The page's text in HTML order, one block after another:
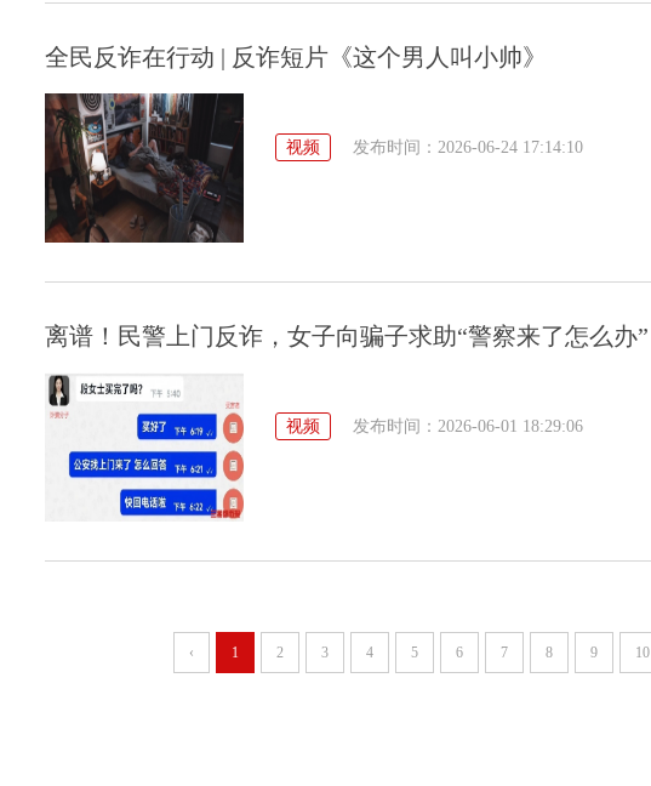
全民反诈在行动 | 反诈短片《这个男人叫小帅》
视频 发布时间：2026-06-24 17:14:10
离谱！民警上门反诈，女子向骗子求助“警察来了怎么办”
视频 发布时间：2026-06-01 18:29:06
‹ 1 2 3 4 5 6 7 8 9 10